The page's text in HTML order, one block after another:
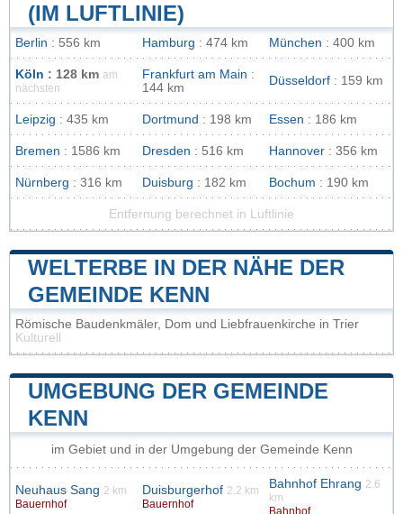
(IM LUFTLINIE)
Berlin : 556 km Hamburg : 474 km München : 400 km
Köln : 128 km am
nächsten
Frankfurt am Main :
144 km
Düsseldorf : 159 km
Leipzig : 435 km Dortmund : 198 km Essen : 186 km
Bremen : 1586 km Dresden : 516 km Hannover : 356 km
Nürnberg : 316 km Duisburg : 182 km Bochum : 190 km
Entfernung berechnet in Luftlinie
WELTERBE IN DER NÄHE DER
GEMEINDE KENN
Römische Baudenkmäler, Dom und Liebfrauenkirche in Trier
Kulturell
UMGEBUNG DER GEMEINDE
KENN
im Gebiet und in der Umgebung der Gemeinde Kenn
Neuhaus Sang 2 km
Bauernhof
Duisburgerhof 2.2 km
Bauernhof
Bahnhof Ehrang 2.6
km
Bahnhof